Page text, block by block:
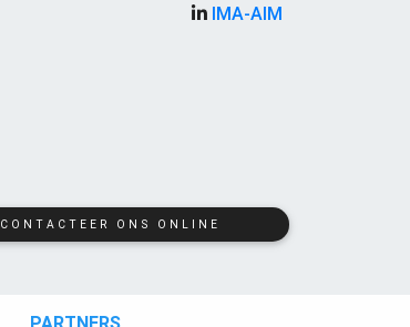
IMA-AIM
CONTACTEER ONS ONLINE